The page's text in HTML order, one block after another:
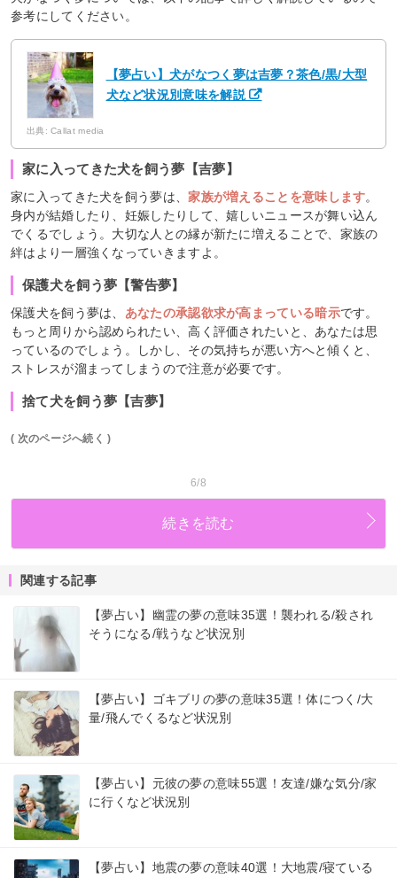
参考にしてください。
【夢占い】犬がなつく夢は吉夢？茶色/黒/大型
犬など状況別意味を解説
出典: Callat media
家に入ってきた犬を飼う夢【吉夢】
家に入ってきた犬を飼う夢は、家族が増えることを意味します。
身内が結婚したり、妊娠したりして、嬉しいニュースが舞い込ん
でくるでしょう。大切な人との縁が新たに増えることで、家族の
絆はより一層強くなっていきますよ。
保護犬を飼う夢【警告夢】
保護犬を飼う夢は、 あなたの承認欲求が高まっている暗示です。
もっと周りから認められたい、高く評価されたいと、あなたは思
っているのでしょう。しかし、その気持ちが悪い方へと傾くと、
ストレスが溜まってしまうので注意が必要です。
捨て犬を飼う夢【吉夢】
( 次のページへ続く )
6/8
続きを読む
関連する記事
【夢占い】幽霊の夢の意味35選！襲われる/殺され
そうになる/戦うなど状況別
【夢占い】ゴキブリの夢の意味35選！体につく/大
量/飛んでくるなど状況別
【夢占い】元彼の夢の意味55選！友達/嫌な気分/家
に行くなど状況別
【夢占い】地震の夢の意味40選！大地震/寝ている